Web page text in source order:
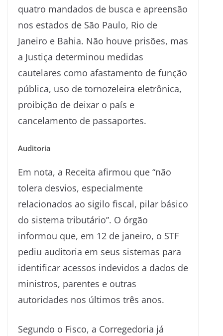
quatro mandados de busca e apreensão
nos estados de São Paulo, Rio de
Janeiro e Bahia. Não houve prisões, mas
a Justiça determinou medidas
cautelares como afastamento de função
pública, uso de tornozeleira eletrônica,
proibição de deixar o país e
cancelamento de passaportes.
Auditoria
Em nota, a Receita afirmou que “não
tolera desvios, especialmente
relacionados ao sigilo fiscal, pilar básico
do sistema tributário”. O órgão
informou que, em 12 de janeiro, o STF
pediu auditoria em seus sistemas para
identificar acessos indevidos a dados de
ministros, parentes e outras
autoridades nos últimos três anos.
Segundo o Fisco, a Corregedoria já